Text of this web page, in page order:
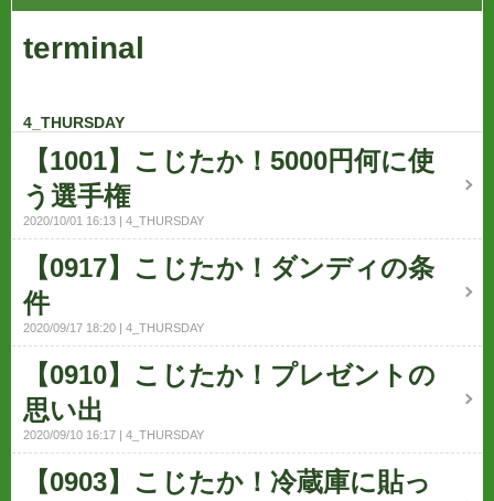
terminal
4_THURSDAY
【1001】こじたか！5000円何に使
う選手権
2020/10/01 16:13 4_THURSDAY
【0917】こじたか！ダンディの条
件
2020/09/17 18:20 4_THURSDAY
【0910】こじたか！プレゼントの
思い出
2020/09/10 16:17 4_THURSDAY
【0903】こじたか！冷蔵庫に貼っ